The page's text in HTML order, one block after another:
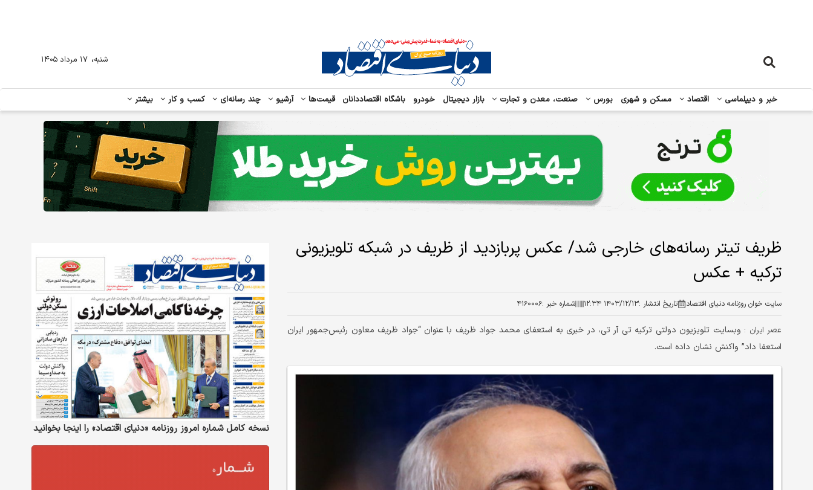
خبر و دیپلماسی اقتصاد مسکن و شهری بورس صنعت، معدن و تجارت بازار دیجیتال خودرو باشگاه اقتصاددانان قیمت‌ها آرشیو چند رسانه‌ای کسب و کار بیشتر
شنبه، ۱۷ مرداد ۱۴۰۵
ظریف تیتر رسانه‌های خارجی شد/ عکس پربازدید از ظریف در شبکه تلویزیونی
ترکیه + عکس
سایت خوان روزنامه دنیای اقتصاد تاریخ انتشار :۱۴۰۳/۱۲/۱۳ ۱۲:۳۴ شماره خبر :۴۱۶۰۰۰۶
عصر ایران : وبسایت تلویزیون دولتی ترکیه تی آر تی، در خبری به استعفای محمد جواد ظریف با عنوان “جواد ظریف معاون رئیس‌جمهور ایران
استعفا داد” واکنش نشان داده است.
نسخه کامل شماره امروز روزنامه «دنیای‌ اقتصاد» را اینجا بخوانید